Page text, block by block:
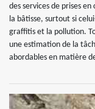
des services de prises
la bâtisse, surtout si
graffitis et la pollution.
une estimation de la
abordables en matière